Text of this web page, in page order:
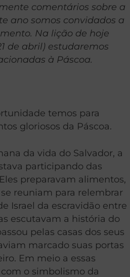
comentários sobre a
ano somos convidados a
Na lição de hoje
de abril) estudaremos
à Páscoa.
temos para
gloriosos da Páscoa.
da vida do Salvador, a
participando das
preparavam alimentos,
reuniam para relembrar
Israel da escravidão entre
escutavam a história do
pelas casas dos seus
marcado suas portas
Em meio a essas
o simbolismo da